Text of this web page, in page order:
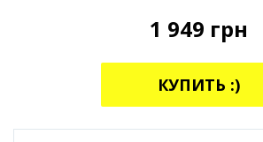
1 949 грн
КУПИТЬ :)